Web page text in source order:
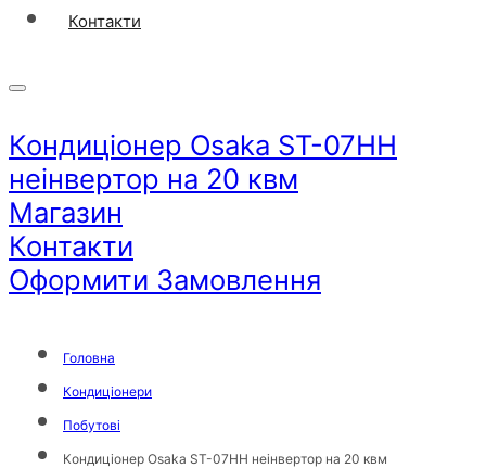
Контакти
Кондиціонер Osaka ST-07HH
неінвертор на 20 квм
Магазин
Контакти
Оформити Замовлення
Головна
Кондиціонери
Побутові
Кондиціонер Osaka ST-07HH неінвертор на 20 квм